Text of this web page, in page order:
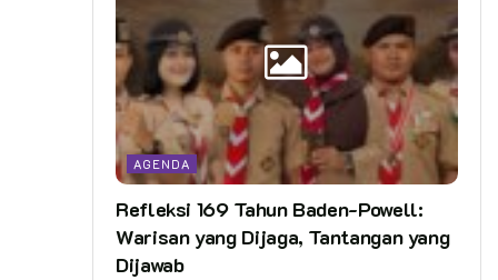
AGENDA
Refleksi 169 Tahun Baden-Powell:
Warisan yang Dijaga, Tantangan yang
Dijawab